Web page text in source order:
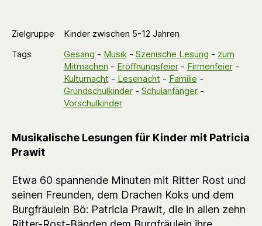
Zielgruppe
Kinder zwischen 5-12 Jahren
Tags
Gesang - Musik- Szenische Lesung - zum
Mitmachen - Eröffnungsfeier- Firmenfeier-
Kulturnacht - Lesenacht - Familie -
Grundschulkinder- Schulanfänger-
Vorschulkinder
Musikalische Lesungen für Kinder mit Patricia
Prawit
Etwa 60 spannende Minuten mit Ritter Rost und
seinen Freunden, dem Drachen Koks und dem
Burgfräulein Bö: Patricia Prawit, die in allen zehn